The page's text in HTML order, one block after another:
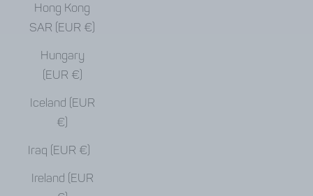
Hong Kong
SAR (EUR €)
Hungary
(EUR €)
Iceland (EUR
€)
Iraq (EUR €)
Ireland (EUR